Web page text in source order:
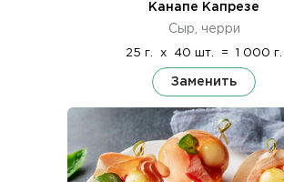
Канапе Капрезе
Сыр, черри
25 г. x 40 шт. = 1 000 г.
Заменить